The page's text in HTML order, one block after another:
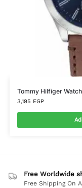
Tommy Hilfiger Watch
3,195 EGP
Free Worldwide
Free Shipping On